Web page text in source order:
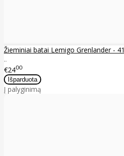
Žieminiai batai Lemigo Grenlander - 41
..
€2400
Į palyginimą